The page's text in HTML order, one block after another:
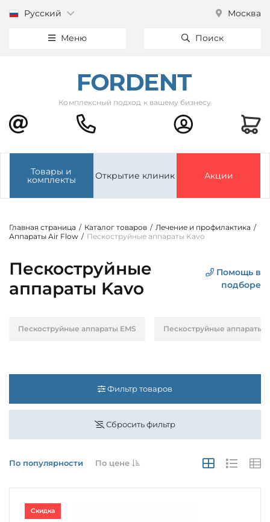
Русский Москва
Меню Поиск
Комплексный подход к вашему бизнесу
Товары и
комплекты Открытие клиник Акции
Главная страница / Каталог товаров / Лечение и профилактика /
Аппараты Air Flow / Пескоструйные аппараты Kavo
Пескоструйные
аппараты Kavo
Помощь в
подборе
Пескоструйные аппараты EMS Пескоструйные аппараты
Фильтр товаров
Сбросить фильтр
По популярности По цене
Скидка